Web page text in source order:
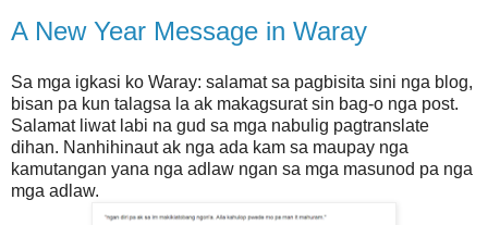
A New Year Message in Waray
Sa mga igkasi ko Waray: salamat sa pagbisita sini nga blog,
bisan pa kun talagsa la ak makagsurat sin bag-o nga post.
Salamat liwat labi na gud sa mga nabulig pagtranslate
dihan. Nanhihinaut ak nga ada kam sa maupay nga
kamutangan yana nga adlaw ngan sa mga masunod pa nga
mga adlaw.